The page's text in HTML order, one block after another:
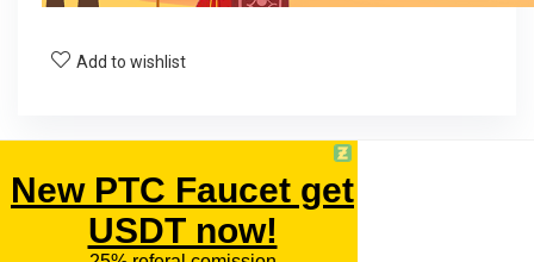
Add to wishlist